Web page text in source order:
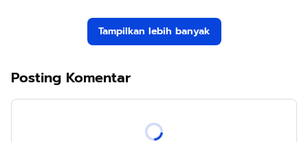
Tampilkan lebih banyak
Posting Komentar